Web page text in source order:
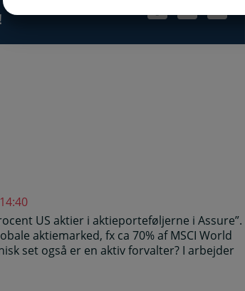
US aktier i aktieporteføljerne i Assure”.
aktiemarked, fx ca 70% af MSCI World
set også er en aktiv forvalter? I arbejder